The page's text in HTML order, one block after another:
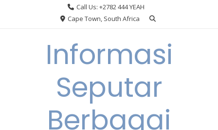
Call Us: +2782 444 YEAH
Cape Town, South Africa
Informasi
Seputar
Berbagai